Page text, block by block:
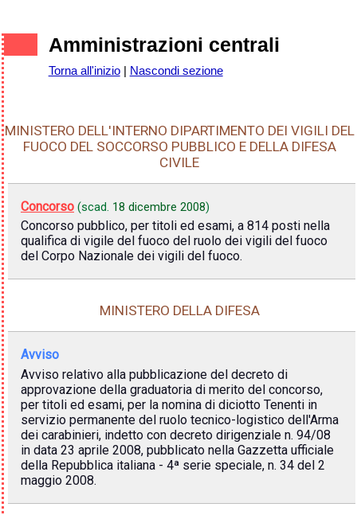
Amministrazioni centrali
Torna all'inizio| Nascondi sezione
MINISTERO DELL'INTERNO DIPARTIMENTO DEI VIGILI DEL
FUOCO DEL SOCCORSO PUBBLICO E DELLA DIFESA
CIVILE
Concorso (scad. 18 dicembre 2008)
Concorso pubblico, per titoli ed esami, a 814 posti nella
qualifica di vigile del fuoco del ruolo dei vigili del fuoco
del Corpo Nazionale dei vigili del fuoco.
MINISTERO DELLA DIFESA
Avviso
Avviso relativo alla pubblicazione del decreto di
approvazione della graduatoria di merito del concorso,
per titoli ed esami, per la nomina di diciotto Tenenti in
servizio permanente del ruolo tecnico-logistico dell'Arma
dei carabinieri, indetto con decreto dirigenziale n. 94/08
in data 23 aprile 2008, pubblicato nella Gazzetta ufficiale
della Repubblica italiana - 4ª serie speciale, n. 34 del 2
maggio 2008.